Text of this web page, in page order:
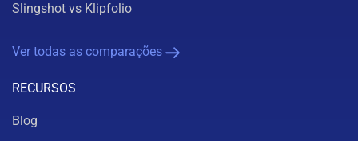
Slingshot vs Klipfolio
Ver todas as comparações
RECURSOS
Blog